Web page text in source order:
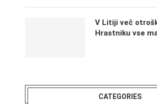
V Litiji več
Hrastniku vse
CATEGORIES